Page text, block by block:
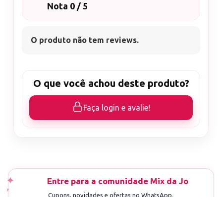
Nota 0 / 5
O produto não tem reviews.
O que você achou deste produto?
Faça login e avalie!